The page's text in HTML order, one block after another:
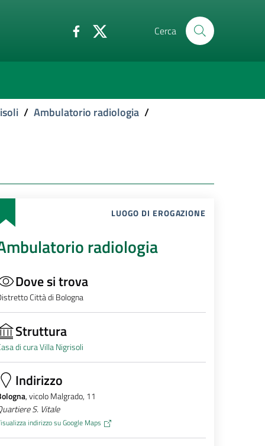
Cerca
/ Ambulatorio radiologia /
LUOGO DI EROGAZIONE
radiologia
Dove si trova
Città di Bologna
Struttura
di cura Villa Nigrisoli
Indirizzo
, vicolo Malgrado, 11
S. Vitale
indirizzo su Google Maps